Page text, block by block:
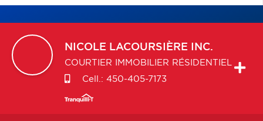
NICOLE LACOURSIÈRE INC.
COURTIER IMMOBILIER RÉSIDENTIEL
Cell.: 450-405-7173